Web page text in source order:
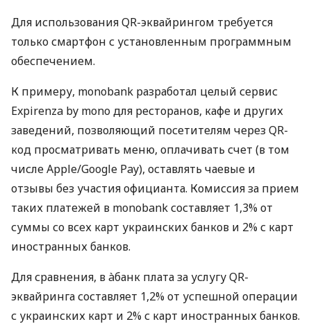
Для использования QR-эквайрингом требуется
только смартфон с установленным программным
обеспечением.
К примеру, monobank разработал целый сервис
Expirenza by mono для ресторанов, кафе и других
заведений, позволяющий посетителям через QR-
код просматривать меню, оплачивать счет (в том
числе Apple/Google Pay), оставлять чаевые и
отзывы без участия официанта. Комиссия за прием
таких платежей в monobank составляет 1,3% от
суммы со всех карт украинских банков и 2% с карт
иностранных банков.
Для сравнения, в àбанк плата за услугу QR-
эквайринга составляет 1,2% от успешной операции
с украинских карт и 2% с карт иностранных банков.